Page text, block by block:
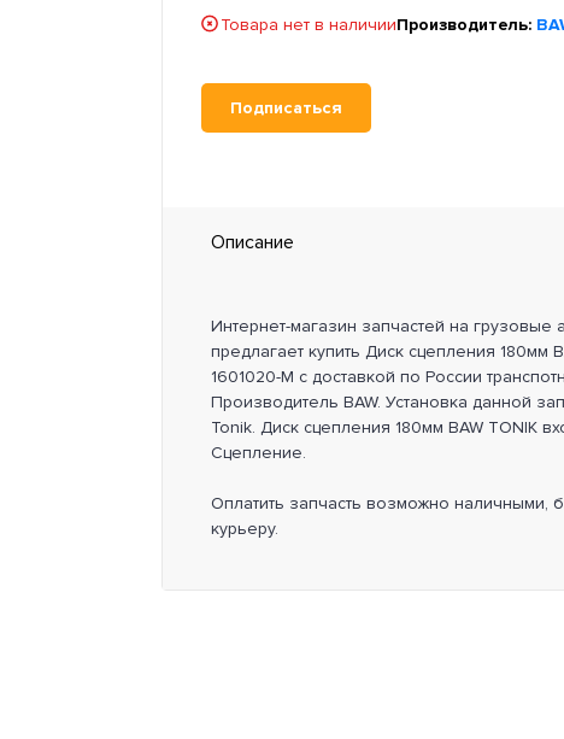
Товара нет в наличииПроизводитель:
Подписаться
Описание
Интернет-магазин запчастей на грузовые
предлагает купить Диск сцепления 180мм
1601020-M с доставкой по России
Производитель BAW. Установка данной
Tonik. Диск сцепления 180мм BAW TONIK
Сцепление.
Оплатить запчасть возможно наличными,
курьеру.